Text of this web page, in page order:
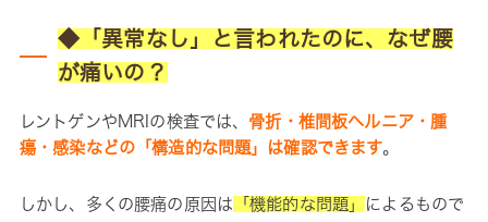
◆「異常なし」と言われたのに、なぜ腰
が痛いの？
レントゲンやMRIの検査では、 骨折・椎間板ヘルニア・腫
瘍・感染などの「構造的な問題」は確認できます。
しかし、多くの腰痛の原因は 「機能的な問題」
によるもので